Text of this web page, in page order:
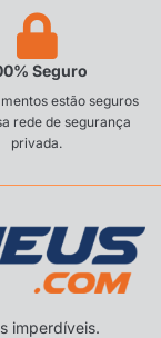
Seguro
estão seguros
rede de segurança
privada.
imperdíveis.